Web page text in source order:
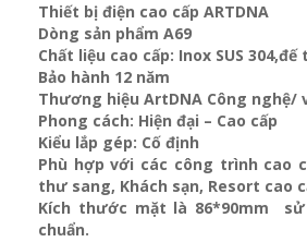
Thiết bị điện cao cấp ARTDNA
Dòng sản phẩm A69
Chất liệu cao cấp: Inox SUS
Bảo hành 12 năm
Thương hiệu ArtDNA Công nghệ/
Phong cách: Hiện đại – Cao cấp
Kiểu lắp gép: Cố định
Phù hợp với các công trình cao
thư sang, Khách sạn, Resort cao
Kích thước mặt là 86*90mm
chuẩn.